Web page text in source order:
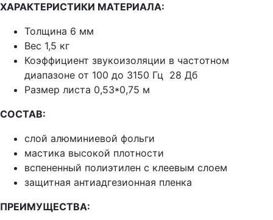
ХАРАКТЕРИСТИКИ МАТЕРИАЛА:
Толщина 6 мм
Вес 1,5 кг
Коэффициент звукоизоляции в частотном
диапазоне от 100 до 3150 Гц 28 Дб
Размер листа 0,53*0,75 м
СОСТАВ:
слой алюминиевой фольги
мастика высокой плотности
вспененный полиэтилен с клеевым слоем
защитная антиадгезионная пленка
ПРЕИМУЩЕСТВА: